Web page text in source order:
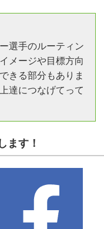
選手のルーティン
メージや目標方向
きる部分もありま
達につなげてって
ます！